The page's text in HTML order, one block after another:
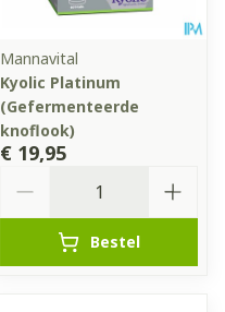
Mannavital
Kyolic Platinum
(Gefermenteerde
knoflook)
€ 19,95
Bestel